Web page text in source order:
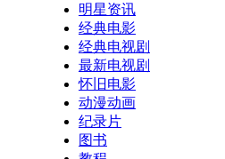
明星资讯
经典电影
经典电视剧
最新电视剧
怀旧电影
动漫动画
纪录片
图书